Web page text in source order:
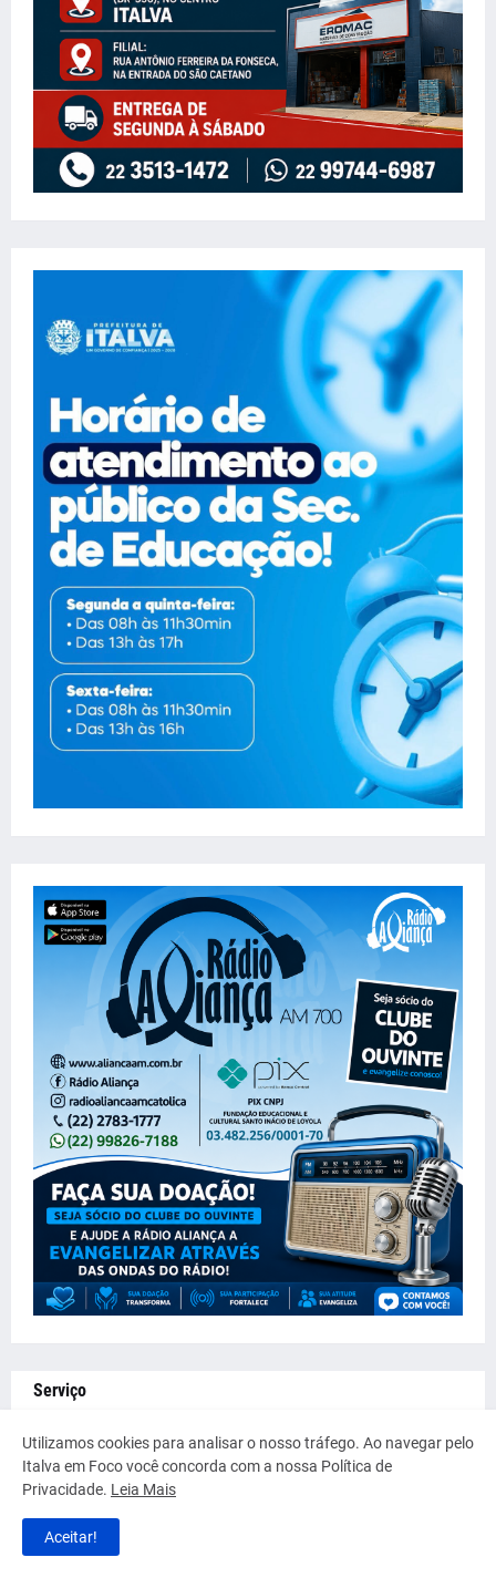
Serviço
Utilizamos cookies para analisar o nosso tráfego. Ao navegar pelo
Italva em Foco você concorda com a nossa Política de
Privacidade. Leia Mais
Aceitar!